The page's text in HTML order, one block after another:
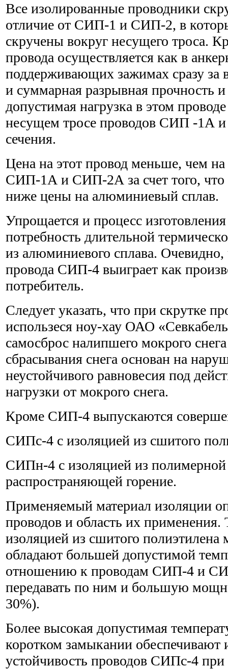
Все изолированные проводники
отличие от СИП-1 и СИП-2, в
скручены вокруг несущего троса.
провода осуществляется как в
поддерживающих зажимах сразу за
и суммарная разрывная прочность
допустимая нагрузка в этом
несущем тросе проводов СИП -1А
сечения.
Цена на этот провод меньше, чем
СИП-1А и СИП-2А за счет того,
ниже цены на алюминиевый сплав.
Упрощается и процесс
потребность длительной
из алюминиевого сплава. Очевидно,
провода СИП-4 выиграет как
потребитель.
Cледует указать, что при скрутке
использeся ноу-хау ОАО
самосброс налипшего мокрого
сбрасывания снега основан на
неустойчивого равновесия под
нагрузки от мокрого снега.
Кроме СИП-4 выпускаются
СИПс-4 с изоляцией из сшитого
СИПн-4 с изоляцией из
распространяющей горение.
Применяемый материал изоляции
проводов и область их применения.
изоляцией из сшитого
обладают большей допустимой
отношению к проводам СИП-4 и
передавать по ним и большую
30%).
Более высокая допустимая
коротком замыкании
устойчивость проводов СИПс-4 при